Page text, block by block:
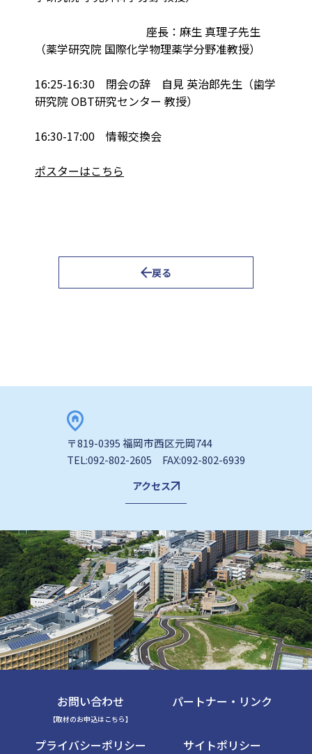
座長：麻生 真理子先生
（薬学研究院 国際化学物理薬学分野准教授）
16:25-16:30 閉会の辞 自見 英治郎先生（歯学
研究院 OBT研究センター 教授）
16:30-17:00 情報交換会
ポスターはこちら
戻る
〒819-0395 福岡市西区元岡744
TEL:092-802-2605 FAX:092-802-6939
アクセス
お問い合わせ
【取材のお申込はこちら】
パートナー・リンク
プライバシーポリシー サイトポリシー